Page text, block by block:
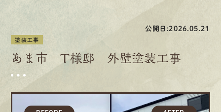
口コミ・レビュー紹介
公開日:2026.05.21
塗装工事
あま市 Ｔ様邸 外壁塗装工事